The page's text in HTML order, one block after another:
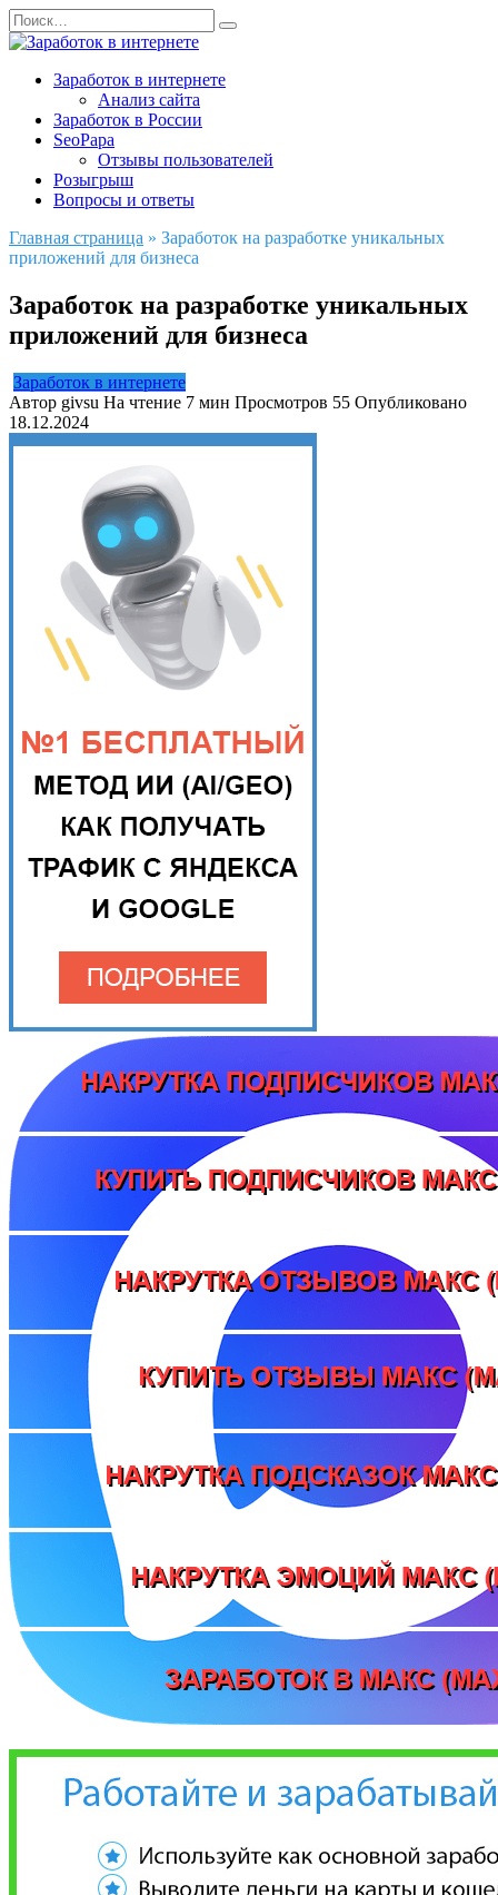
Перейти
к
содержанию
Search
for:
Заработок в интернете
Анализ сайта
Заработок в России
SeoPapa
Отзывы пользователей
Розыгрыш
Вопросы и ответы
Главная страница » Заработок на разработке уникальных
приложений для бизнеса
Заработок на разработке уникальных
приложений для бизнеса
Заработок в интернете
Автор givsu На чтение 7 мин Просмотров 55 Опубликовано
18.12.2024